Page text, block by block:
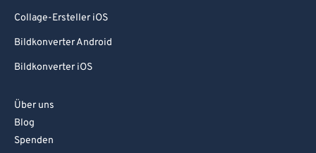
Collage-Ersteller iOS
Bildkonverter Android
Bildkonverter iOS
Über uns
Blog
Spenden